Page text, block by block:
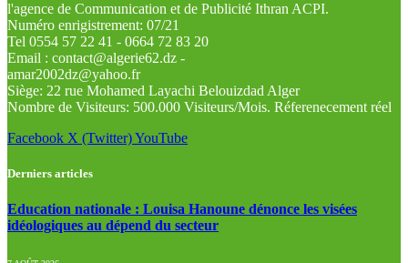
l'agence de Communication et de Publicité Ithran ACPI.
Numéro enrigistrement: 07/21
Tel 0554 57 22 41 - 0664 72 83 20
Email : contact@algerie62.dz -
amar2002dz@yahoo.fr
Siège: 22 rue Mohamed Layachi Belouizdad Alger
Nombre de Visiteurs: 500.000 Visiteurs/Mois. Réferenecement réel
Facebook X (Twitter)YouTube
Derniers articles
Education nationale : Louisa Hanoune dénonce les visées
idéologiques au dépend du secteur